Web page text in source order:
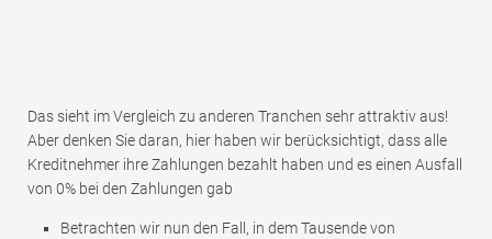
Das sieht im Vergleich zu anderen Tranchen sehr attraktiv aus!
Aber denken Sie daran, hier haben wir berücksichtigt, dass alle
Kreditnehmer ihre Zahlungen bezahlt haben und es einen Ausfall
von 0% bei den Zahlungen gab
Betrachten wir nun den Fall, in dem Tausende von